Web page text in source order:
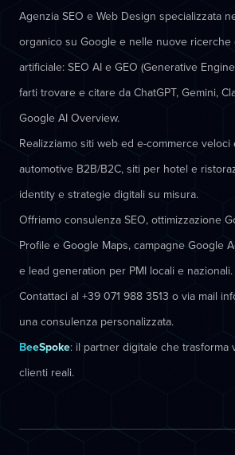
Agenzia SEO e Web Design specializzata
organico su Google e nelle nuove ricerche
artificiale: SEO AI e GEO (Generative
farti trovare e citare da ChatGPT, Gemini,
Google AI Overview.
Realizziamo siti web ed e-commerce
automotive B2B/B2C, siti per hotel e
identity e strategie digitali su misura.
Offriamo consulenza SEO, ottimizzazione
Profile e Google Maps, campagne Google
e lead generation per PMI locali e nazionali.
Contattaci al +39 071 988 3513 o via mail
una consulenza personalizzata.
BeeSpoke: il partner digitale che trasforma
clienti reali.